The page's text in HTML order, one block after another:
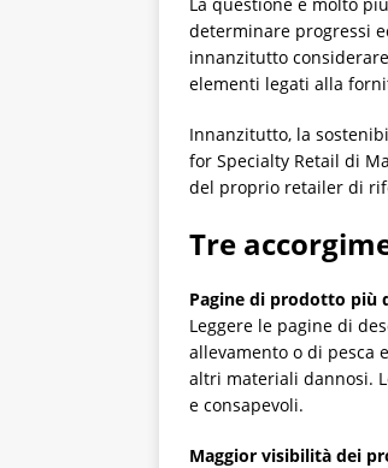
determinare progressi
innanzitutto
elementi legati alla
Innanzitutto, la
for Specialty Retail di
del proprio retailer di
Tre
Pagine di prodotto più
Leggere le pagine di
allevamento o di pesca
altri materiali dannosi.
e consapevoli.
Maggior visibilità dei